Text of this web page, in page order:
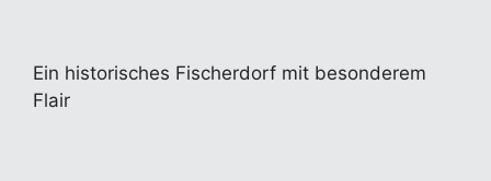
Ein historisches Fischerdorf mit besonderem
Flair